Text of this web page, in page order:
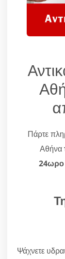
Πάρτε
Αθήνα
24ωρο
Ψάχνετε